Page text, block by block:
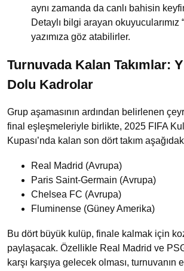
aynı zamanda da canlı bahisin
Detaylı bilgi arayan okuyucularımız “
yazımıza göz atabilirler.
Turnuvada Kalan Takımlar:
Dolu Kadrolar
Grup aşamasının ardından belirlenen
final eşleşmeleriyle birlikte, 2025 FIFA
Kupası’nda kalan son dört takım
Real Madrid (Avrupa)
Paris Saint-Germain (Avrupa)
Chelsea FC (Avrupa)
Fluminense (Güney Amerika)
Bu dört büyük kulüp, finale kalmak için
paylaşacak. Özellikle Real Madrid ve
karşı karşıya gelecek olması, turnuvanın